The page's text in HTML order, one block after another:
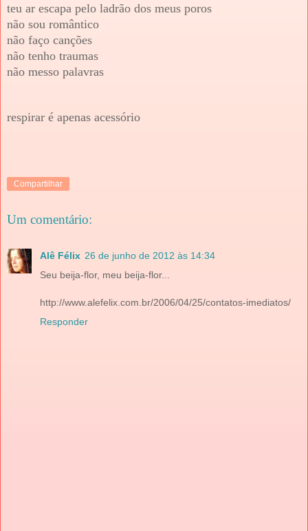
teu ar escapa pelo ladrão dos meus poros
não sou romântico
não faço canções
não tenho traumas
não messo palavras
respirar é apenas acessório
Compartilhar
Um comentário:
Alê Félix 26 de junho de 2012 às 14:34
Seu beija-flor, meu beija-flor...
http://www.alefelix.com.br/2006/04/25/contatos-imediatos/
Responder